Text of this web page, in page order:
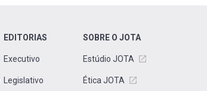
EDITORIAS
Executivo
Legislativo
SOBRE O JOTA
Estúdio JOTA
Ética JOTA